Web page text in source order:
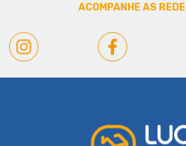
ACOMPANHE AS